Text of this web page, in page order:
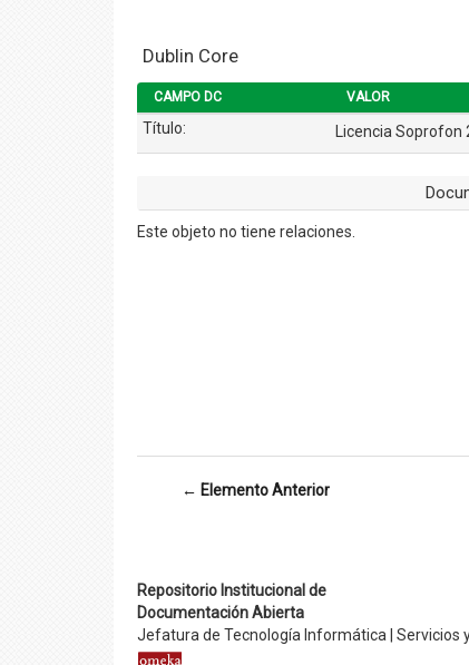
Dublin Core
CAMPO DC VALOR
Título: Licencia Soprofon
Este objeto no tiene relaciones.
← Elemento Anterior
Repositorio Institucional de
Documentación Abierta
Jefatura de Tecnología Informática | Servicios